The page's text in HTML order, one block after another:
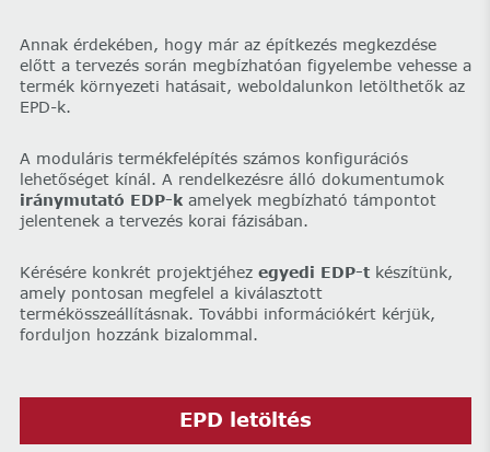
Annak érdekében, hogy már az építkezés megkezdése
előtt a tervezés során megbízhatóan figyelembe vehesse a
termék környezeti hatásait, weboldalunkon letölthetők az
EPD-k.
A moduláris termékfelépítés számos konfigurációs
lehetőséget kínál. A rendelkezésre álló dokumentumok
iránymutató EDP-kamelyek megbízható támpontot
jelentenek a tervezés korai fázisában.
Kérésére konkrét projektjéhez egyedi EDP-tkészítünk,
amely pontosan megfelel a kiválasztott
termékösszeállításnak. További információkért kérjük,
forduljon hozzánk bizalommal.
EPD letöltés